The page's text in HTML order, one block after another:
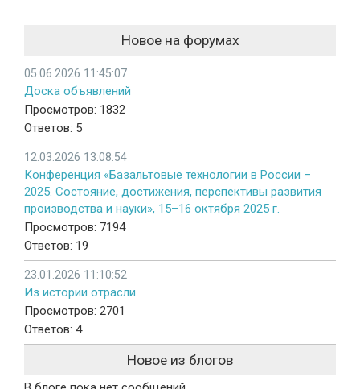
Новое на форумах
05.06.2026 11:45:07
Доска объявлений
Просмотров: 1832
Ответов: 5
12.03.2026 13:08:54
Конференция «Базальтовые технологии в России –
2025. Состояние, достижения, перспективы развития
производства и науки», 15–16 октября 2025 г.
Просмотров: 7194
Ответов: 19
23.01.2026 11:10:52
Из истории отрасли
Просмотров: 2701
Ответов: 4
Новое из блогов